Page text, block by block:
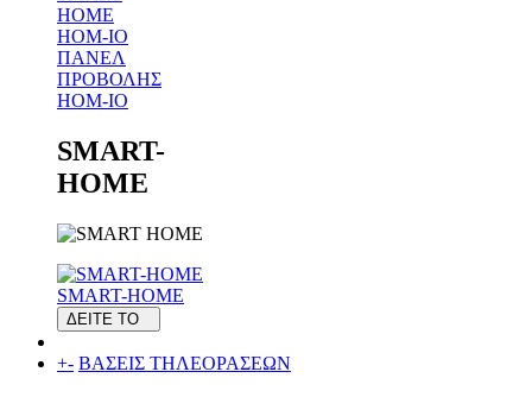
HOME
HOM-IO
ΠΑΝΕΛ
ΠΡΟΒΟΛΗΣ
HOM-IO
SMART-
HOME
SMART-HOME
ΔΕΙΤΕ ΤΟ
+- ΒΑΣΕΙΣ ΤΗΛΕΟΡΑΣΕΩΝ